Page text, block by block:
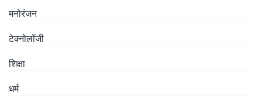
मनोरंजन
टेक्नोलॉजी
शिक्षा
धर्म